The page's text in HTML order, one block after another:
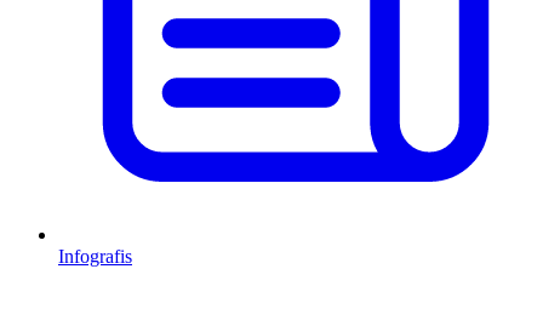
Infografis